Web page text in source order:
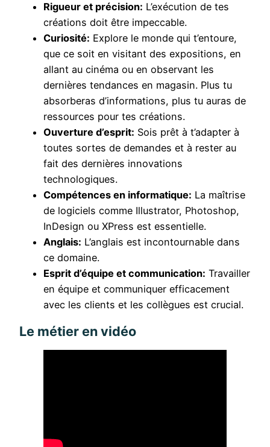
Rigueur et précision: L’exécution de tes
créations doit être impeccable.
Curiosité: Explore le monde qui t’entoure,
que ce soit en visitant des expositions, en
allant au cinéma ou en observant les
dernières tendances en magasin. Plus tu
absorberas d’informations, plus tu auras de
ressources pour tes créations.
Ouverture d’esprit: Sois prêt à t’adapter à
toutes sortes de demandes et à rester au
fait des dernières innovations
technologiques.
Compétences en informatique: La maîtrise
de logiciels comme Illustrator, Photoshop,
InDesign ou XPress est essentielle.
Anglais: L’anglais est incontournable dans
ce domaine.
Esprit d’équipe et communication: Travailler
en équipe et communiquer efficacement
avec les clients et les collègues est crucial.
Le métier en vidéo